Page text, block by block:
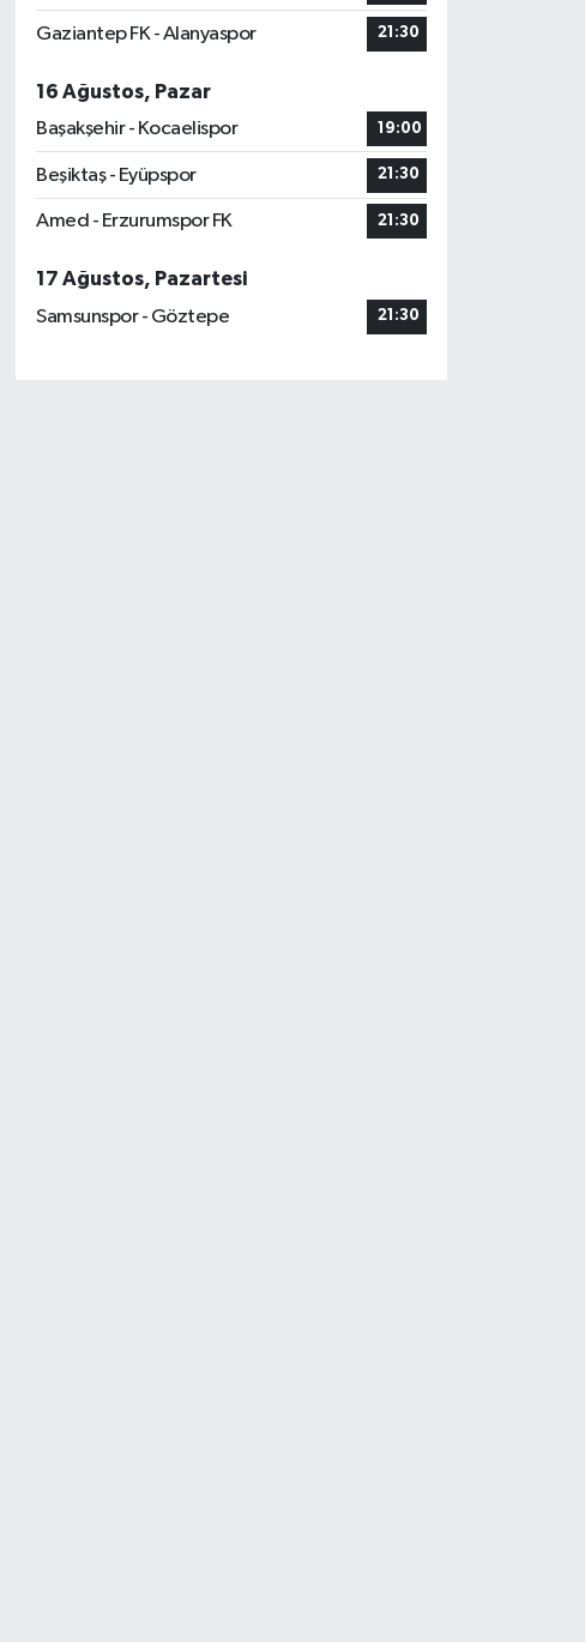
Gaziantep FK - Alanyaspor 21:30
16 Ağustos, Pazar
Başakşehir - Kocaelispor
19:00
Beşiktaş - Eyüpspor 21:30
Amed - Erzurumspor FK 21:30
17 Ağustos, Pazartesi
Samsunspor - Göztepe
21:30